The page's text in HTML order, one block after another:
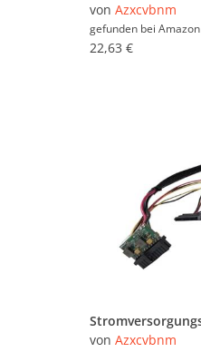
von Azxcvbnm
gefunden bei Amazon
22,63 €
von Azxcvbnm